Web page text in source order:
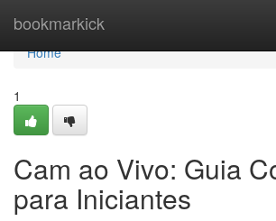
bookmarkick
Home
Home
1
Cam ao Vivo: Guia
para Iniciantes